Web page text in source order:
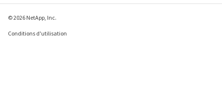
© 2026 NetApp, Inc.
Conditions d'utilisation